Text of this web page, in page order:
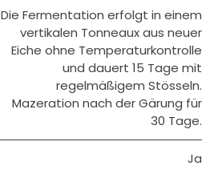
Die Fermentation erfolgt in einem
vertikalen Tonneaux aus neuer
Eiche ohne Temperaturkontrolle
und dauert 15 Tage mit
regelmäßigem Stösseln.
Mazeration nach der Gärung für
30 Tage.
Ja